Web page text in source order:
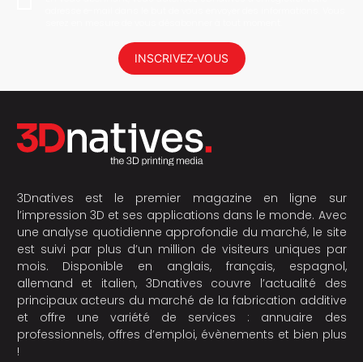
INSCRIVEZ-VOUS
3Dnatives est le premier magazine en ligne sur
l’impression 3D et ses applications dans le monde. Avec
une analyse quotidienne approfondie du marché, le site
est suivi par plus d’un million de visiteurs uniques par
mois. Disponible en anglais, français, espagnol,
allemand et italien, 3Dnatives couvre l’actualité des
principaux acteurs du marché de la fabrication additive
et offre une variété de services : annuaire des
professionnels, offres d’emploi, évènements et bien plus
!